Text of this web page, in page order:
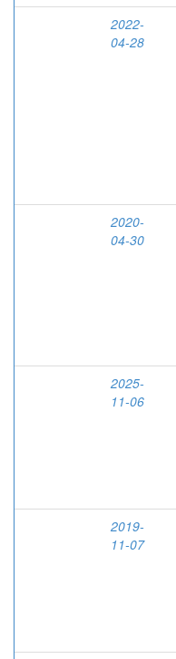
2022-
04-28
2020-
04-30
2025-
11-06
2019-
11-07